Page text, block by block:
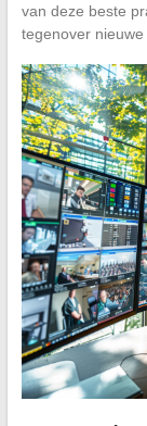
van deze beste
tegenover nieuwe